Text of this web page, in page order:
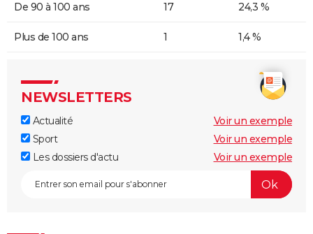
De 90 à 100 ans 17 24,3 %
Plus de 100 ans 1 1,4 %
NEWSLETTERS
Actualité
Voir un exemple
Sport
Voir un exemple
Les dossiers d'actu
Voir un exemple